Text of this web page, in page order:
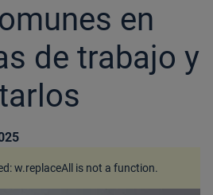
en
de trabajo y
w.replaceAll is not a function.